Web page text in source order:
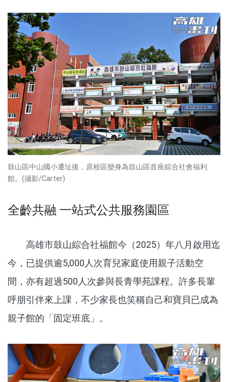
鼓山區中山國小遷址後，原校區變身為鼓山區首座綜合社會福利
館。(攝影/Carter)
全齡共融 一站式公共服務園區
高雄市鼓山綜合社福館今（2025）年八月啟用迄
今，已提供逾5,000人次育兒家庭使用親子活動空
間，亦有超過500人次參與長青學苑課程。許多長輩
呼朋引伴來上課，不少家長也笑稱自己和寶貝已成為
親子館的「固定班底」。